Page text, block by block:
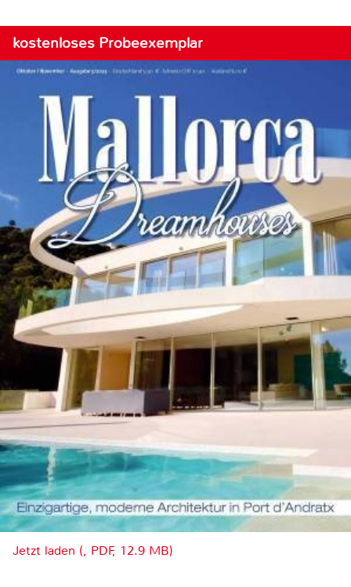
kostenloses Probeexemplar
Jetzt laden (, PDF, 12.9 MB)